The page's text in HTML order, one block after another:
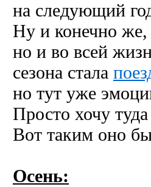
на следующий
Ну и конечно же,
но и во всей
сезона стала
но тут уже
Просто хочу
Вот таким оно
Осень: